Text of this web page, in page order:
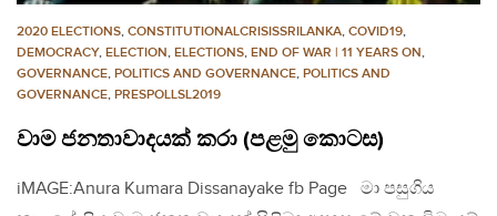
2020 ELECTIONS, CONSTITUTIONALCRISISSRILANKA, COVID19,
DEMOCRACY, ELECTION, ELECTIONS, END OF WAR | 11 YEARS ON,
GOVERNANCE, POLITICS AND GOVERNANCE, POLITICS AND
GOVERNANCE, PRESPOLLSL2019
වාම ජනතාවාදයක් කරා (පළමු කොටස)
iMAGE:Anura Kumara Dissanayake fb Page මා පසුගිය